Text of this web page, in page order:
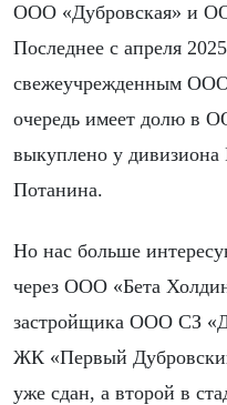
ООО «Дубровская» и
Последнее с апреля
свежеучрежденным
очередь имеет долю в
выкуплено у дивизиона
Потанина.
Но нас больше
через ООО «Бета
застройщика ООО СЗ
ЖК «Первый
уже сдан, а второй в